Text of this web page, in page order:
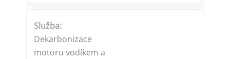
Dekarbonizace
motoru vodíkem a